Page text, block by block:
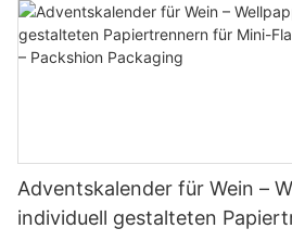
Adventskalender für Wein –
individuell gestalteten